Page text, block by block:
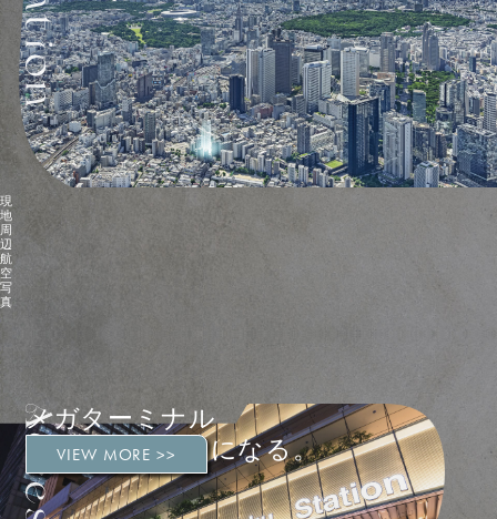
現
地
周
辺
航
空
写
真
メガターミナル
「新宿」が拠点になる。
VIEW MORE >>